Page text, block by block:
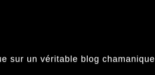
sur un véritable blog chamanique